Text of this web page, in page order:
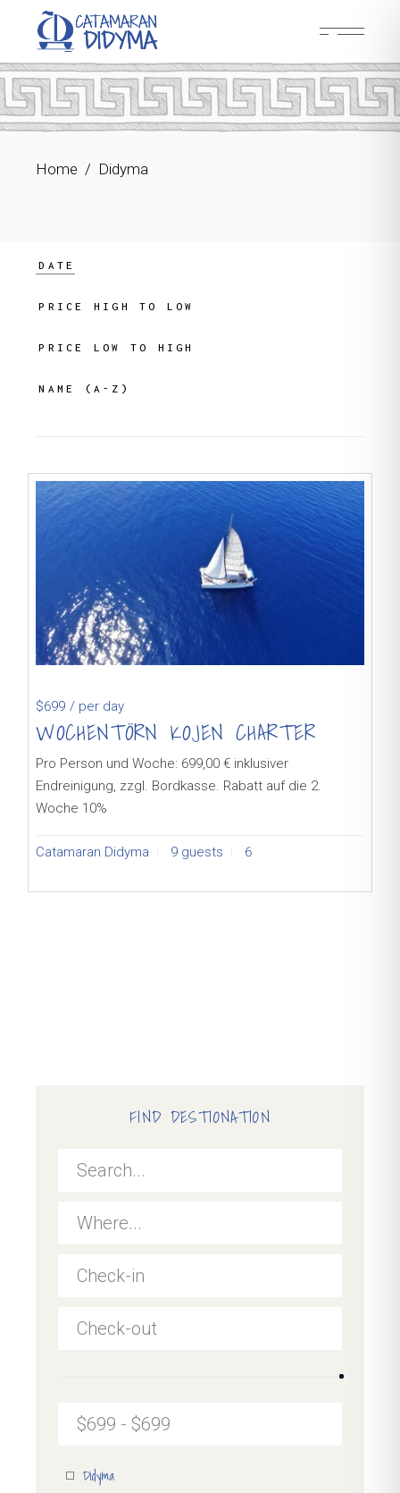
content
Home Didyma
DATE
PRICE HIGH TO LOW
PRICE LOW TO HIGH
NAME (A-Z)
$699 / per day
WOCHENTÖRN KOJEN CHARTER
Pro Person und Woche: 699,00 € inklusiver
Endreinigung, zzgl. Bordkasse. Rabatt auf die 2.
Woche 10%
Catamaran Didyma 9 guests 6
FIND DESTIONATION
Didyma